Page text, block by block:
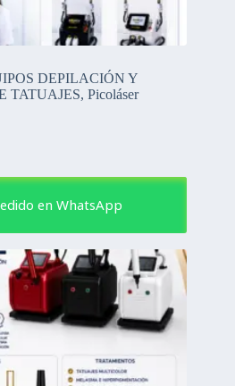
DEPILACIÓN Y
TATUAJES, Picoláser
en WhatsApp